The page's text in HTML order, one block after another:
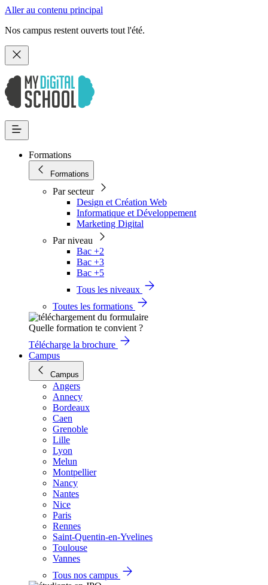
Aller au contenu principal
Nos campus restent ouverts tout l'été.
Formations
Formations
Par secteur
Design et Création Web
Informatique et Développement
Marketing Digital
Par niveau
Bac +2
Bac +3
Bac +5
Tous les niveaux
Toutes les formations
Quelle formation te convient ?
Télécharge la brochure
Campus
Campus
Angers
Annecy
Bordeaux
Caen
Grenoble
Lille
Lyon
Melun
Montpellier
Nancy
Nantes
Nice
Paris
Rennes
Saint-Quentin-en-Yvelines
Toulouse
Vannes
Tous nos campus